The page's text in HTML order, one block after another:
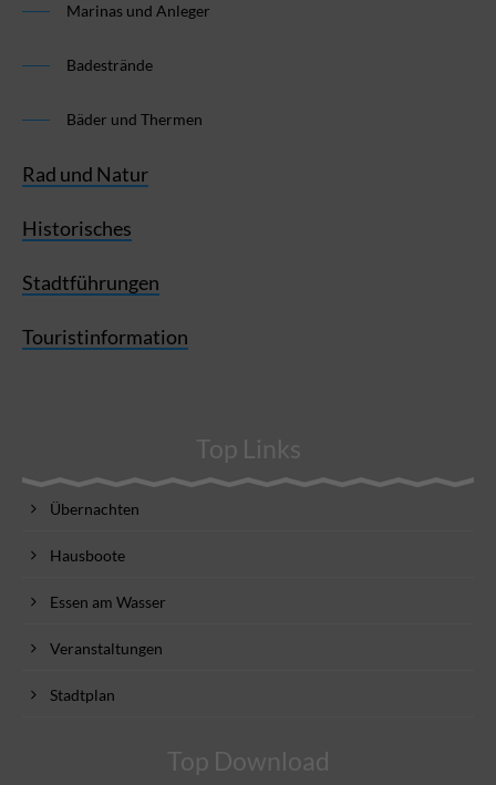
Marinas und Anleger
Badestrände
Bäder und Thermen
Rad und Natur
Historisches
Stadtführungen
Touristinformation
Top Links
Übernachten
Hausboote
Essen am Wasser
Veranstaltungen
Stadtplan
Top Download